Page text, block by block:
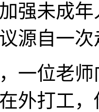
强未成
源自一次
位老师
外打工